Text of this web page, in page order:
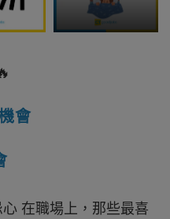
會
在職場上，那些最喜